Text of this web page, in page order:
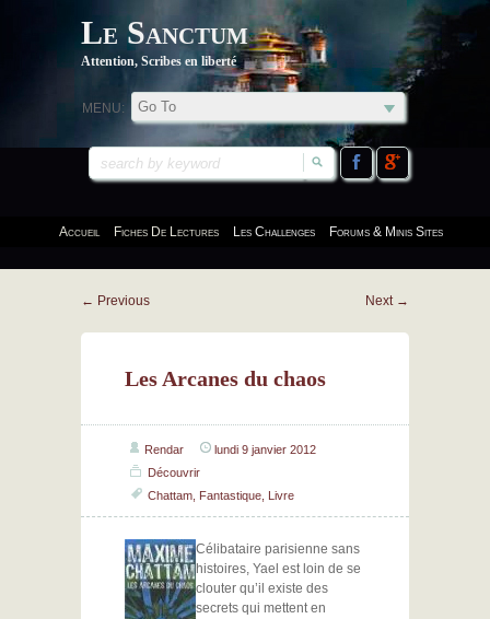
Le Sanctum
Attention, Scribes en liberté
MENU:
Accueil Fiches De Lectures Les Challenges Forums & Minis Sites
← Previous Next →
Les Arcanes du chaos
Rendar
lundi 9 janvier 2012
Découvrir
Chattam Fantastique Livre
Célibataire parisienne sans
histoires, Yael est loin de se
clouter qu’il existe des
secrets qui mettent en